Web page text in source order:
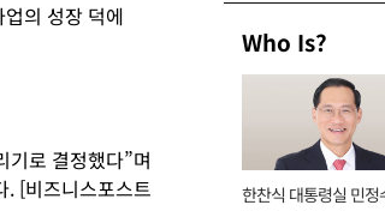
의 성장 덕에
로 결정했다”며
. [비즈니스포스트
Who Is?
한찬식 대통령실 민정